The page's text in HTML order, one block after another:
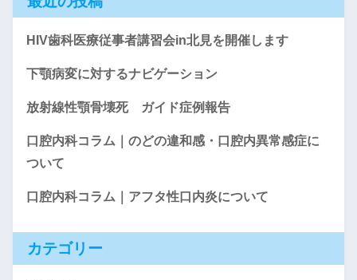
HIV歯科医療従事者講習会in北見を開催します
下顎病変に対するナビゲーション
放射線性顎骨壊死 ガイド症例報告
口腔内科コラム｜のどの違和感・口腔内異常感症に
ついて
口腔内科コラム｜アフタ性口内炎について
カテゴリー